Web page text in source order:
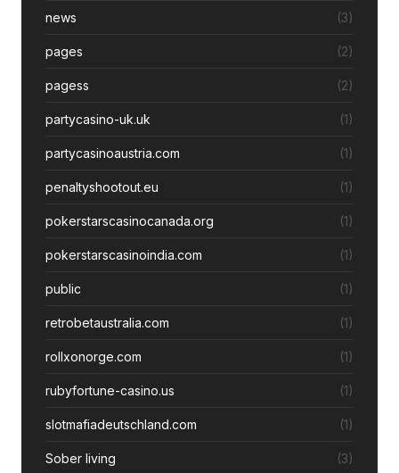
news (3)
pages (2)
pagess (2)
partycasino-uk.uk (1)
partycasinoaustria.com (1)
penaltyshootout.eu (1)
pokerstarscasinocanada.org (1)
pokerstarscasinoindia.com (1)
public (1)
retrobetaustralia.com (1)
rollxonorge.com (1)
rubyfortune-casino.us (1)
slotmafiadeutschland.com (1)
Sober living (3)